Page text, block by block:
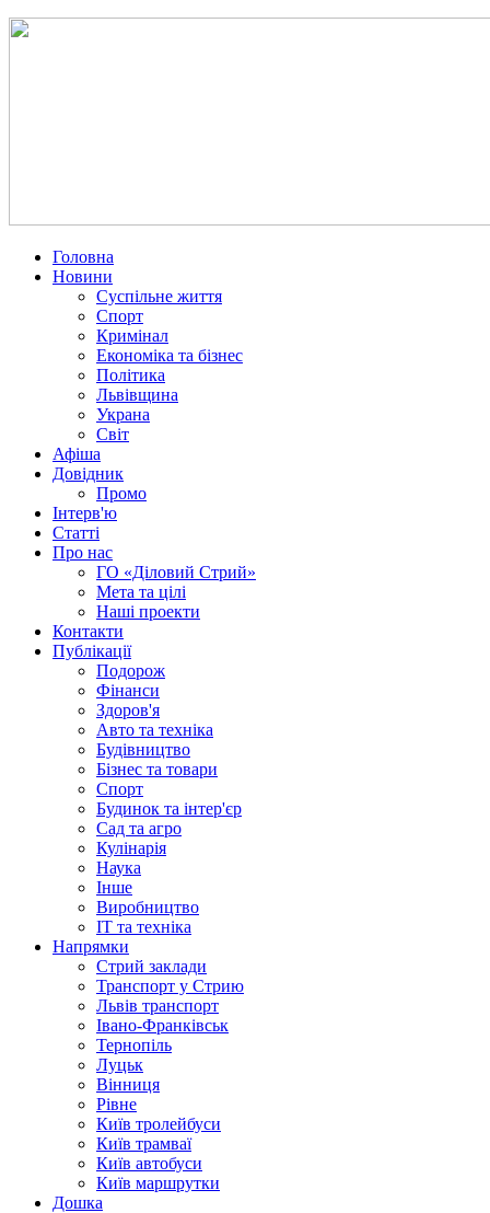
Головна
Новини
Суспільне життя
Спорт
Кримінал
Економіка та бізнес
Політика
Львівщина
Украна
Світ
Афіша
Довідник
Промо
Інтерв'ю
Статті
Про нас
ГО «Діловий Стрий»
Мета та цілі
Наші проекти
Контакти
Публікації
Подорож
Фінанси
Здоров'я
Авто та техніка
Будівництво
Бізнес та товари
Спорт
Будинок та інтер'єр
Сад та агро
Кулінарія
Наука
Інше
Виробництво
IT та техніка
Напрямки
Стрий заклади
Транспорт у Стрию
Львів транспорт
Івано-Франківськ
Тернопіль
Луцьк
Вінниця
Рівне
Київ тролейбуси
Київ трамваї
Київ автобуси
Київ маршрутки
Дошка